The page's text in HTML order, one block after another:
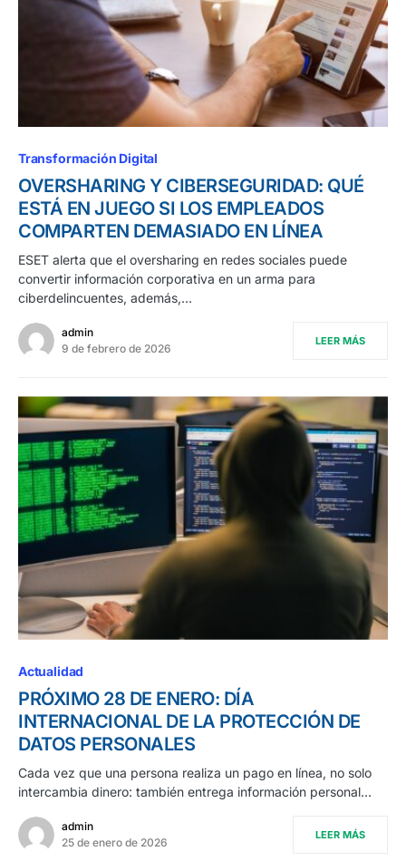
Transformación Digital
OVERSHARING Y CIBERSEGURIDAD: QUÉ
ESTÁ EN JUEGO SI LOS EMPLEADOS
COMPARTEN DEMASIADO EN LÍNEA
ESET alerta que el oversharing en redes sociales puede
convertir información corporativa en un arma para
ciberdelincuentes, además,…
admin
9 de febrero de 2026
LEER MÁS
Actualidad
PRÓXIMO 28 DE ENERO: DÍA
INTERNACIONAL DE LA PROTECCIÓN DE
DATOS PERSONALES
Cada vez que una persona realiza un pago en línea, no solo
intercambia dinero: también entrega información personal…
admin
25 de enero de 2026
LEER MÁS